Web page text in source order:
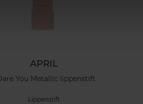
APRIL
You Metallic lippenstift
Lippenstift